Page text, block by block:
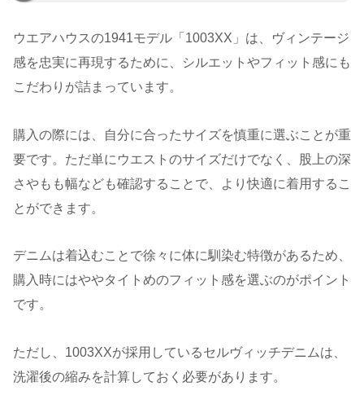
ウエアハウスの1941モデル「1003XX」は、ヴィンテージ
感を忠実に再現するために、シルエットやフィット感にも
こだわりが詰まっています。
購入の際には、自分に合ったサイズを慎重に選ぶことが重
要です。ただ単にウエストのサイズだけでなく、股上の深
さやもも幅なども確認することで、より快適に着用するこ
とができます。
デニムは着込むことで徐々に体に馴染む特徴があるため、
購入時にはややタイトめのフィット感を選ぶのがポイント
です。
ただし、1003XXが採用しているセルヴィッチデニムは、
洗濯後の縮みを計算しておく必要があります。